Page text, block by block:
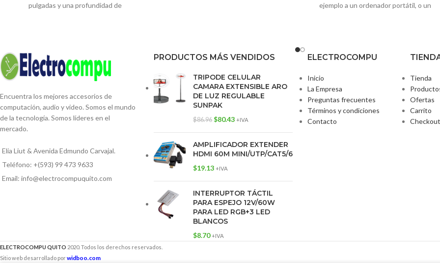
pulgadas y una profundidad de
ejemplo a un ordenador portátil, o un
más de 30 FXs creados por iZotope, sin la
Encuentra los mejores accesorios de
computación, audio y video. Somos el mundo
de la tecnología. Somos líderes en el
mercado.
Elia Liut & Avenida Edmundo Carvajal.
Teléfono: +(593) 99 473 9633
Email: info@electrocompuquito.com
PRODUCTOS MÁS VENDIDOS
TRIPODE CELULAR
CAMARA EXTENSIBLE ARO
DE LUZ REGULABLE
SUNPAK
$86.96 $80.43 +IVA
AMPLIFICADOR EXTENDER
HDMI 60M MINI/UTP/CAT5/6
$19.13 +IVA
INTERRUPTOR TÁCTIL
PARA ESPEJO 12V/60W
PARA LED RGB+3 LED
BLANCOS
$8.70 +IVA
ELECTROCOMPU
Inicio
La Empresa
Preguntas frecuentes
Términos y condiciones
Contacto
Tienda
Ofertas
Carrito
Checkout
ELECTROCOMPU QUITO 2020. Todos los derechos reservados.
Sitio web desarrollado porwidboo.com